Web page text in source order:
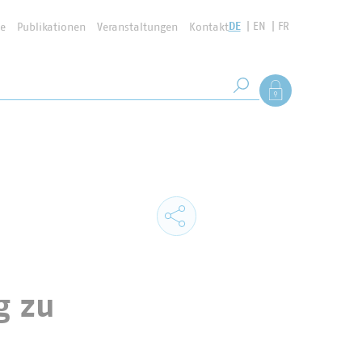
Publikationen Veranstaltungen KontaktDE EN FR
Suche starten
Als Mitglied
zu